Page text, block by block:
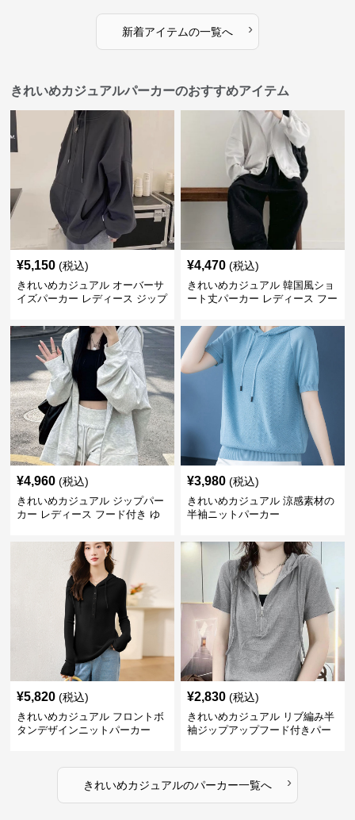
新着アイテムの一覧へ ›
きれいめカジュアルパーカーのおすすめアイテム
¥5,150 (税込)
きれいめカジュアル オーバーサ
イズパーカー レディース ジップ
型カバー フード付き 春秋冬羽織
り
¥4,470 (税込)
きれいめカジュアル 韓国風ショ
ート丈パーカー レディース フー
映え 小柄さん◎
¥4,960 (税込)
きれいめカジュアル ジップパー
カー レディース フード付き ゆ
風カジュアル
¥3,980 (税込)
きれいめカジュアル 涼感素材の
半袖ニットパーカー
¥5,820 (税込)
きれいめカジュアル フロントボ
タンデザインニットパーカー
¥2,830 (税込)
きれいめカジュアル リブ編み半
袖ジップアップフード付きパー
きれいめカジュアルのパーカー一覧へ ›